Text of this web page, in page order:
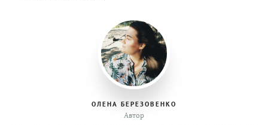
ОЛЕНА БЕРЕЗОВЕНКО
Автор